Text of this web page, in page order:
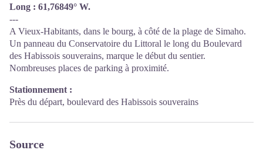
Long : 61,76849° W.
---
A Vieux-Habitants, dans le bourg, à côté de la plage de Simaho.
Un panneau du Conservatoire du Littoral le long du Boulevard
des Habissois souverains, marque le début du sentier.
Nombreuses places de parking à proximité.
Stationnement :
Près du départ, boulevard des Habissois souverains
Source